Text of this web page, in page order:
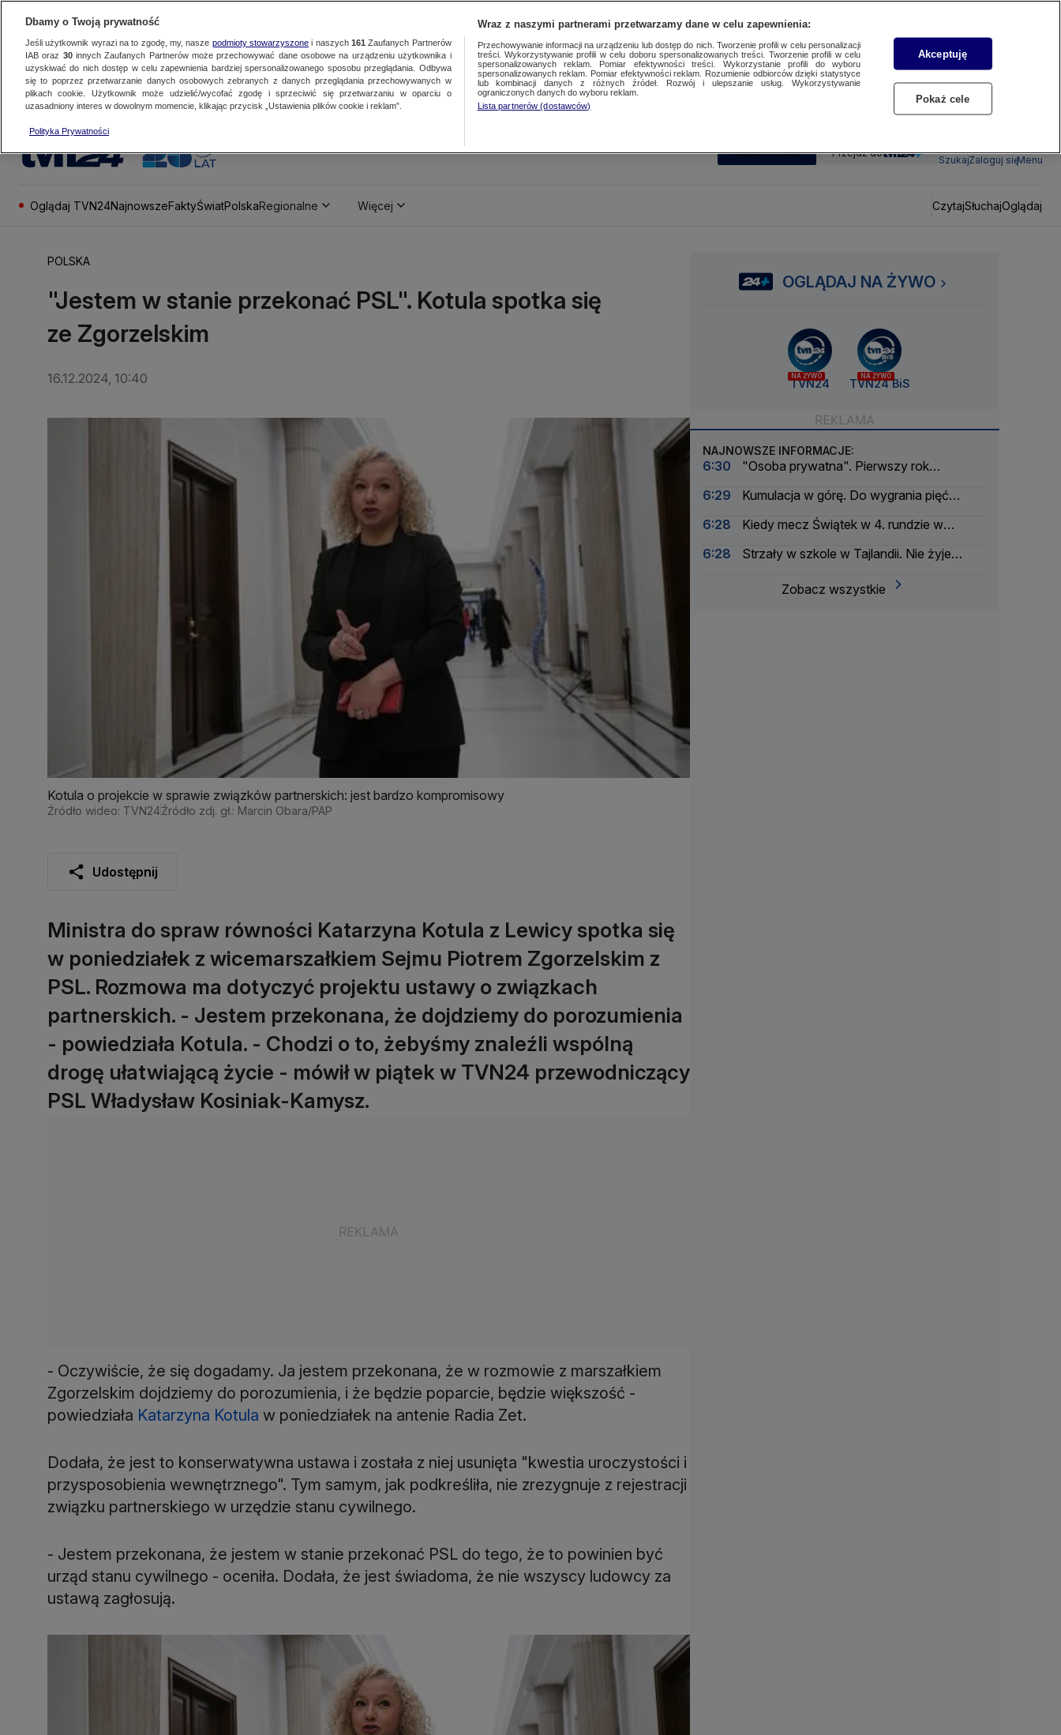
SUBSKRYBUJ Przejdź do
SzukajZaloguj sięMenu
Oglądaj TVN24NajnowszeFaktyŚwiatPolskaRegionalne Więcej CzytajSłuchajOglądaj
POLSKA
"Jestem w stanie przekonać PSL". Kotula spotka się
ze Zgorzelskim
16.12.2024, 10:40
Kotula o projekcie w sprawie związków partnerskich: jest bardzo kompromisowy
Źródło wideo: TVN24Źródło zdj. gł.: Marcin Obara/PAP
Udostępnij
Ministra do spraw równości Katarzyna Kotula z Lewicy spotka się
w poniedziałek z wicemarszałkiem Sejmu Piotrem Zgorzelskim z
PSL. Rozmowa ma dotyczyć projektu ustawy o związkach
partnerskich. - Jestem przekonana, że dojdziemy do porozumienia
- powiedziała Kotula. - Chodzi o to, żebyśmy znaleźli wspólną
drogę ułatwiającą życie - mówił w piątek w TVN24 przewodniczący
PSL Władysław Kosiniak-Kamysz.
- Oczywiście, że się dogadamy. Ja jestem przekonana, że w rozmowie z marszałkiem
Zgorzelskim dojdziemy do porozumienia, i że będzie poparcie, będzie większość -
powiedziała Katarzyna Kotula w poniedziałek na antenie Radia Zet.
Dodała, że jest to konserwatywna ustawa i została z niej usunięta "kwestia uroczystości i
przysposobienia wewnętrznego". Tym samym, jak podkreśliła, nie zrezygnuje z rejestracji
związku partnerskiego w urzędzie stanu cywilnego.
- Jestem przekonana, że jestem w stanie przekonać PSL do tego, że to powinien być
urząd stanu cywilnego - oceniła. Dodała, że jest świadoma, że nie wszyscy ludowcy za
ustawą zagłosują.
OGLĄDAJ NA ŻYWO
NA ŻYWO
TVN24
NA ŻYWO
TVN24 BiS
NAJNOWSZE INFORMACJE:
6:30
"Osoba prywatna". Pierwszy rok
6:29
Kumulacja w górę. Do wygrania pięć
6:28
Kiedy mecz Świątek w 4. rundzie w
6:28
Strzały w szkole w Tajlandii. Nie żyje
Zobacz wszystkie
Dbamy o Twoją prywatność
Jeśli użytkownik wyrazi na to zgodę, my, nasze podmioty stowarzyszonei naszych 161 Zaufanych Partnerów
IAB oraz 30innych Zaufanych Partnerów może przechowywać dane osobowe na urządzeniu użytkownika i
uzyskiwać do nich dostęp w celu zapewnienia bardziej spersonalizowanego sposobu przeglądania. Odbywa
się to poprzez przetwarzanie danych osobowych zebranych z danych przeglądania przechowywanych w
plikach cookie. Użytkownik może udzielić/wycofać zgodę i sprzeciwić się przetwarzaniu w oparciu o
uzasadniony interes w dowolnym momencie, klikając przycisk „Ustawienia plików cookie i reklam”.
Polityka Prywatności
Wraz z naszymi partnerami przetwarzamy dane w celu zapewnienia:
Przechowywanie informacji na urządzeniu lub dostęp do nich. Tworzenie profili w celu personalizacji
treści. Wykorzystywanie profili w celu doboru spersonalizowanych treści. Tworzenie profili w celu
spersonalizowanych reklam. Pomiar efektywności treści. Wykorzystanie profili do wyboru
spersonalizowanych reklam. Pomiar efektywności reklam. Rozumienie odbiorców dzięki statystyce
lub kombinacji danych z różnych źródeł. Rozwój i ulepszanie usług. Wykorzystywanie
ograniczonych danych do wyboru reklam.
Lista partnerów (dostawców)
Akceptuję
Pokaż cele